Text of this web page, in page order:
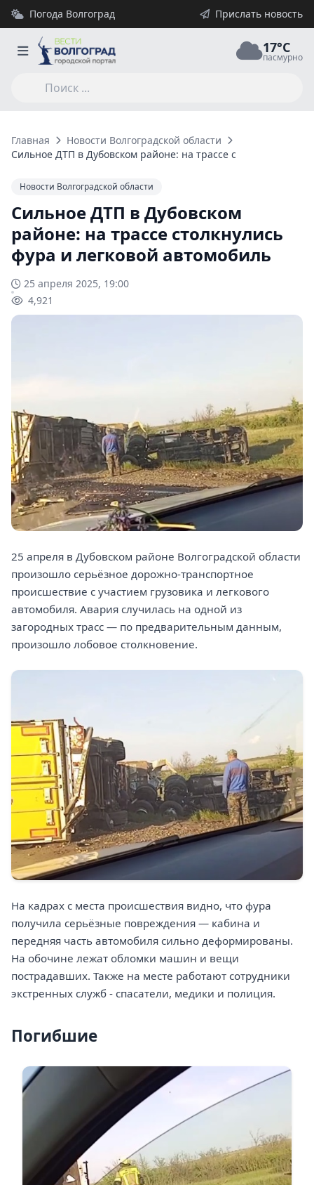
Погода Волгоград Прислать новость
17°C
пасмурно
Главная
Новости Волгоградской области
Сильное ДТП в Дубовском районе: на трассе столкнулись
Новости Волгоградской области
Сильное ДТП в Дубовском
районе: на трассе столкнулись
фура и легковой автомобиль
25 апреля 2025, 19:00
4,921
25 апреля в Дубовском районе Волгоградской области
произошло серьёзное дорожно-транспортное
происшествие с участием грузовика и легкового
автомобиля. Авария случилась на одной из
загородных трасс — по предварительным данным,
произошло лобовое столкновение.
На кадрах с места происшествия видно, что фура
получила серьёзные повреждения — кабина и
передняя часть автомобиля сильно деформированы.
На обочине лежат обломки машин и вещи
пострадавших. Также на месте работают сотрудники
экстренных служб - спасатели, медики и полиция.
Погибшие